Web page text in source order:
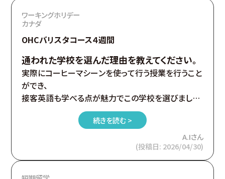
ワーキングホリデー
カナダ
OHCバリスタコース４週間
通われた学校を選んだ理由を教えてください。
実際にコーヒーマシーンを使って行う授業を行うこと
ができ、
接客英語も学べる点が魅力でこの学校を選びまし
続きを読む >
A.Iさん
(投稿日: 2026/04/30)